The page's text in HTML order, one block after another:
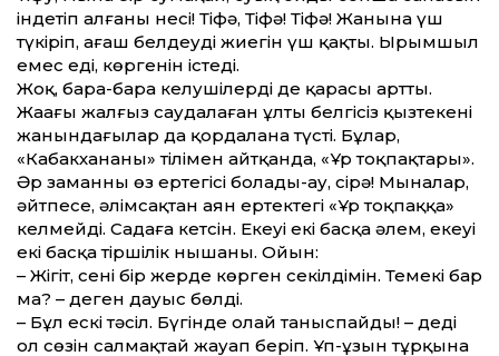
індетіп алғаны несі! Тіфә, Тіфә! Тіфә! Жанына үш
түкіріп, ағаш белдеудің жиегін үш қақты. Ырымшыл
емес еді, көргенін істеді.
Жоқ, бара-бара келушілердің де қарасы артты.
Жаңағы жалғыз саудалаған ұлты белгісіз қызтекенің
жанындағылар да қордалана түсті. Бұлар,
«Кабакхананың» тілімен айт­қанда, «Ұр тоқпақтары».
Әр заманның өз ертегісі болады-ау, сірә! Мыналар,
әйтпесе, әлімсақтан аян ертектегі «Ұр тоқпаққа»
келмейді. Садаға кетсін. Екеуі екі басқа әлем, екеуі
екі басқа тіршілік нышаны. Ойын:
– Жігіт, сені бір жерде көрген секілдімін. Темекің бар
ма? – деген дауыс бөлді.
– Бұл ескі тәсіл. Бүгінде олай таныспайды! – деді
ол сөзін салмақтай жауап беріп. Ұп-ұзын тұрқына